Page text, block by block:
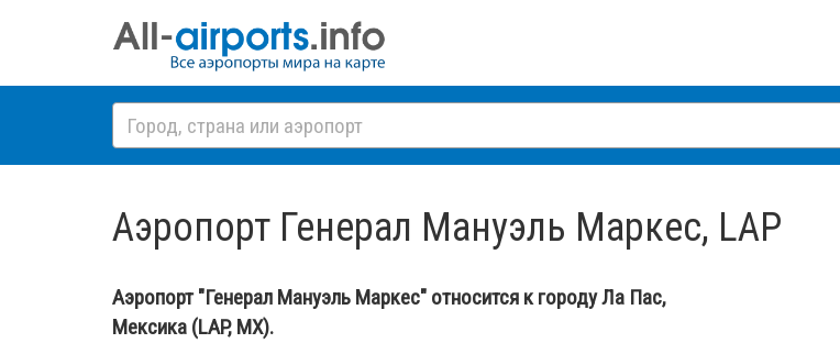
Аэропорт Генерал Мануэль Маркес, LAP
Аэропорт "Генерал Мануэль Маркес" относится к городу Ла Пас,
Мексика (LAP, MX).